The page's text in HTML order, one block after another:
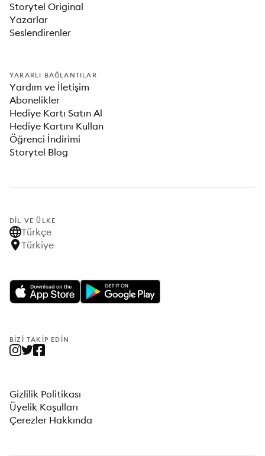
Storytel Original
Yazarlar
Seslendirenler
YARARLI BAĞLANTILAR
Yardım ve İletişim
Abonelikler
Hediye Kartı Satın Al
Hediye Kartını Kullan
Öğrenci İndirimi
Storytel Blog
DIL VE ÜLKE
Türkçe
Türkiye
BIZI TAKIP EDIN
Gizlilik Politikası
Üyelik Koşulları
Çerezler Hakkında